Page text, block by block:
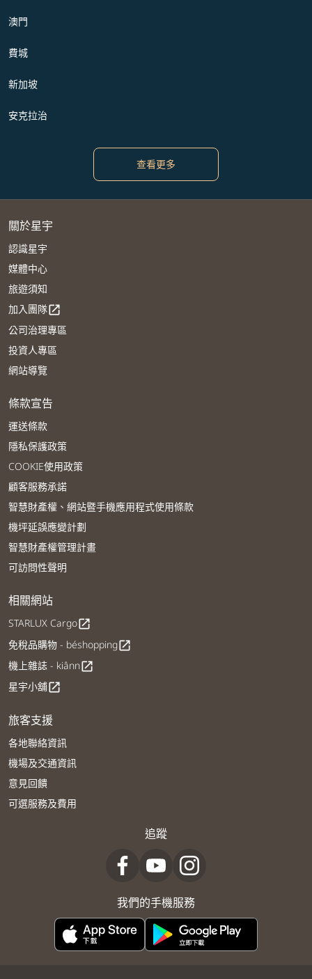
澳門
費城
新加坡
安克拉治
查看更多
關於星宇
認識星宇
媒體中心
旅遊須知
加入團隊open_in_new
公司治理專區
投資人專區
網站導覽
條款宣告
運送條款
隱私保護政策
COOKIE使用政策
顧客服務承諾
智慧財產權、網站暨手機應用程式使用條款
機坪延誤應變計劃
智慧財產權管理計畫
可訪問性聲明
相關網站
STARLUX Cargoopen_in_new
免稅品購物 - béshoppingopen_in_new
機上雜誌 - kiânnopen_in_new
星宇小舖open_in_new
旅客支援
各地聯絡資訊
機場及交通資訊
意見回饋
可選服務及費用
追蹤
我們的手機服務